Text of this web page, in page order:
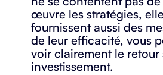
œuvre les stratégies,
fournissent aussi des
de leur efficacité, vous
voir clairement le retour
investissement.